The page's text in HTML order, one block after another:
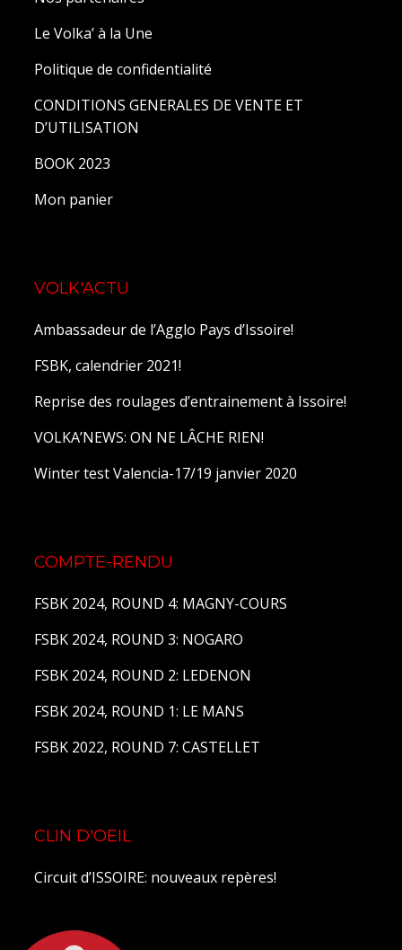
Le Volka’ à la Une
Politique de confidentialité
CONDITIONS GENERALES DE VENTE ET
D’UTILISATION
BOOK 2023
Mon panier
VOLK'ACTU
Ambassadeur de l’Agglo Pays d’Issoire!
FSBK, calendrier 2021!
Reprise des roulages d’entrainement à Issoire!
VOLKA’NEWS: ON NE LÂCHE RIEN!
Winter test Valencia-17/19 janvier 2020
COMPTE-RENDU
FSBK 2024, ROUND 4: MAGNY-COURS
FSBK 2024, ROUND 3: NOGARO
FSBK 2024, ROUND 2: LEDENON
FSBK 2024, ROUND 1: LE MANS
FSBK 2022, ROUND 7: CASTELLET
CLIN D'OEIL
Circuit d’ISSOIRE: nouveaux repères!